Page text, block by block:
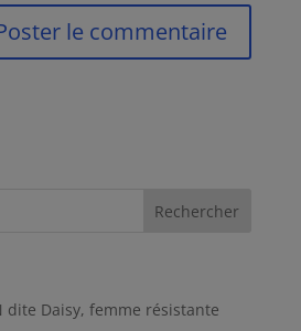
dite Daisy, femme résistante